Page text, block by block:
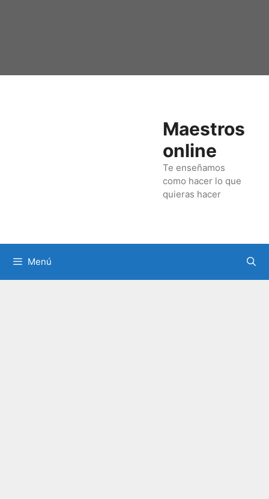
Maestros
online
Te enseñamos
como hacer lo que
quieras hacer
Menú